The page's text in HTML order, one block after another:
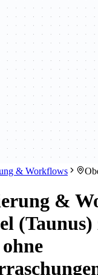
& Workflows
&
(Taunus)